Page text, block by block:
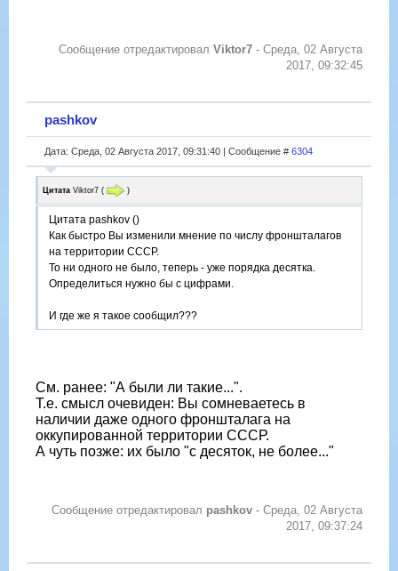
Сообщение отредактировал Viktor7 - Среда, 02 Августа
2017, 09:32:45
pashkov
Дата: Среда, 02 Августа 2017, 09:31:40 | Сообщение # 6304
Цитата Viktor7 ( )
Цитата pashkov ()
Как быстро Вы изменили мнение по числу фроншталагов
на территории СССР.
То ни одного не было, теперь - уже порядка десятка.
Определиться нужно бы с цифрами.
И где же я такое сообщил???
См. ранее: "А были ли такие...".
Т.е. смысл очевиден: Вы сомневаетесь в
наличии даже одного фроншталага на
оккупированной территории СССР.
А чуть позже: их было "с десяток, не более..."
Сообщение отредактировал pashkov - Среда, 02 Августа
2017, 09:37:24